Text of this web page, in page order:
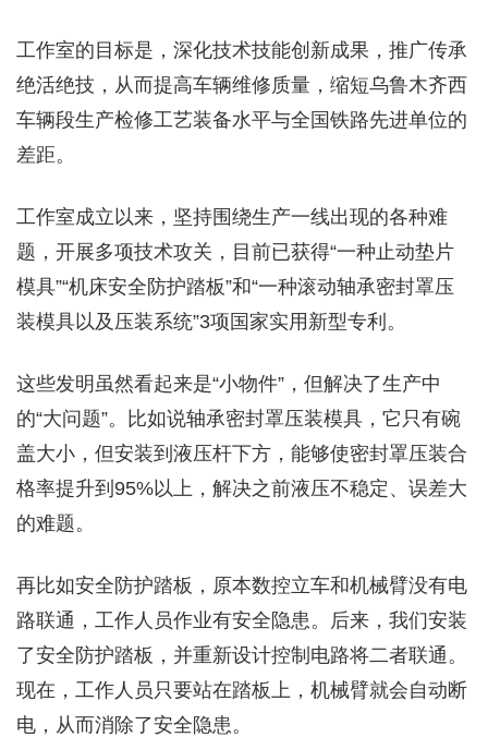
工作室的目标是，深化技术技能创新成果，推广传承
绝活绝技，从而提高车辆维修质量，缩短乌鲁木齐西
车辆段生产检修工艺装备水平与全国铁路先进单位的
差距。
工作室成立以来，坚持围绕生产一线出现的各种难
题，开展多项技术攻关，目前已获得“一种止动垫片
模具”“机床安全防护踏板”和“一种滚动轴承密封罩压
装模具以及压装系统”3项国家实用新型专利。
这些发明虽然看起来是“小物件”，但解决了生产中
的“大问题”。比如说轴承密封罩压装模具，它只有碗
盖大小，但安装到液压杆下方，能够使密封罩压装合
格率提升到95%以上，解决之前液压不稳定、误差大
的难题。
再比如安全防护踏板，原本数控立车和机械臂没有电
路联通，工作人员作业有安全隐患。后来，我们安装
了安全防护踏板，并重新设计控制电路将二者联通。
现在，工作人员只要站在踏板上，机械臂就会自动断
电，从而消除了安全隐患。